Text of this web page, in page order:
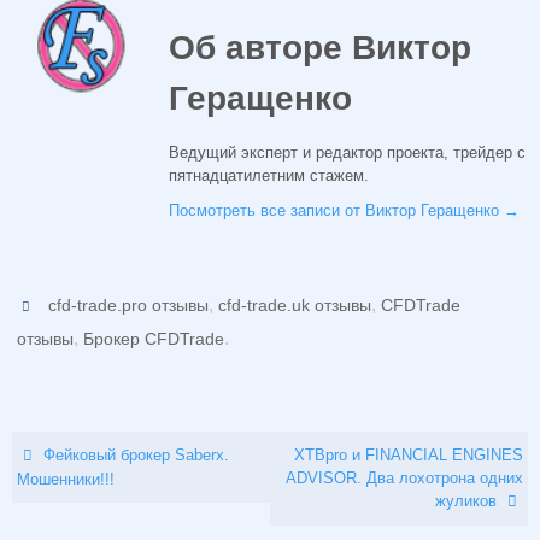
Об авторе Виктор
Геращенко
Ведущий эксперт и редактор проекта, трейдер с
пятнадцатилетним стажем.
Посмотреть все записи от Виктор Геращенко →
cfd-trade.pro отзывы,cfd-trade.uk отзывы,CFDTrade
отзывы, Брокер CFDTrade.
Фейковый брокер Saberx.
Мошенники!!!
XTBpro и FINANCIAL ENGINES
ADVISOR. Два лохотрона одних
жуликов